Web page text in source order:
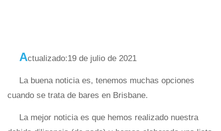
Actualizado:19 de julio de 2021
La buena noticia es, tenemos muchas opciones
cuando se trata de bares en Brisbane.
La mejor noticia es que hemos realizado nuestra